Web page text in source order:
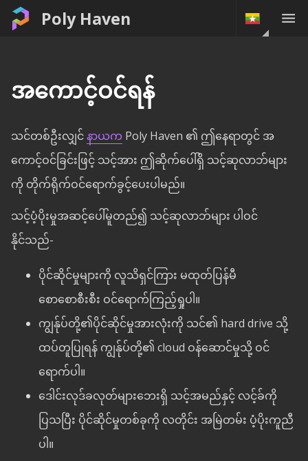
Poly Haven
အကောင့်ဝင်ရန်
သင်တစ်ဦးလျှင်နာယက Poly Haven ၏ ဤနေရာတွင် အ
ကောင့်ဝင်ခြင်းဖြင့် သင့်အား ဤဆိုက်ပေါ်ရှိ သင့်ဆုလာဘ်များ
ကို တိုက်ရိုက်ဝင်ရောက်ခွင့်ပေးပါမည်။
သင့်ပံ့ပိုးမှုအဆင့်ပေါ်မူတည်၍ သင့်ဆုလာဘ်များ ပါဝင်
နိုင်သည်-
ပိုင်ဆိုင်မှုများကို လူသိရှင်ကြား မထုတ်ပြန်မီ
စောစောစီးစီး ဝင်ရောက်ကြည့်ရှုပါ။
ကျွန်ုပ်တို့၏ပိုင်ဆိုင်မှုအားလုံးကို သင်၏ hard drive သို့
ထပ်တူပြုရန် ကျွန်ုပ်တို့၏ cloud ဝန်ဆောင်မှုသို့ ဝင်
ရောက်ပါ။
ဒေါင်းလုဒ်ခလုတ်များဘေးရှိ သင့်အမည်နှင့် လင့်ခ်ကို
ပြသပြီး ပိုင်ဆိုင်မှုတစ်ခုကို လတိုင်း အမြဲတမ်း ပံ့ပိုးကူညီ
ပါ။